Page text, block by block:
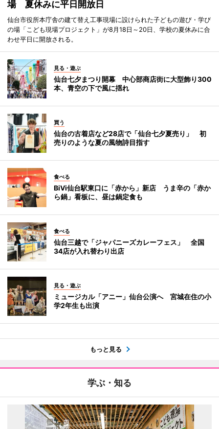
場 夏休みに平日開放日
仙台市役所本庁舎の建て替え工事現場に設けられた子どもの遊び・学び
の場「こども現場プロジェクト」が8月18日～20日、学校の夏休みに合
わせ平日に開放される。
見る・遊ぶ
仙台七夕まつり開幕 中心部商店街に大型飾り300
本、青空の下で風に揺れ
買う
仙台の古着店など28店で「仙台七夕夏売り」 初
売りのような夏の風物詩目指す
食べる
BiVi仙台駅東口に「赤から」新店 うま辛の「赤か
ら鍋」看板に、昼は鍋定食も
食べる
仙台三越で「ジャパニーズカレーフェス」 全国
34店が入れ替わり出店
見る・遊ぶ
ミュージカル「アニー」仙台公演へ 宮城在住の小
学2年生も出演
もっと見る
学ぶ・知る